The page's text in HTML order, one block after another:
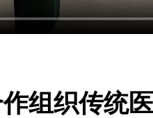
作组织传统